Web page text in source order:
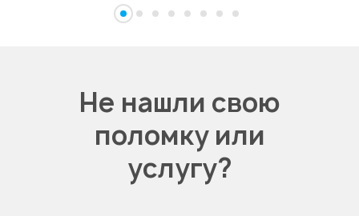
Не нашли свою
поломку или
услугу?